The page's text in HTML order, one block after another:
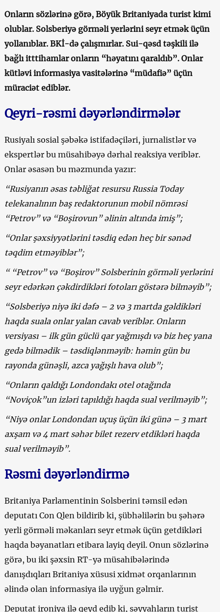
Onların sözlərinə görə, Böyük Britaniyada turist kimi
olublar. Solsberiyə görməli yerlərini seyr etmək üçün
yollanıblar. BKİ-də çalışmırlar. Sui-qəsd təşkili ilə
bağlı itttihamlar onların “həyatını qaraldıb”. Onlar
kütləvi informasiya vasitələrinə “müdafiə” üçün
müraciət ediblər.
Qeyri-rəsmi dəyərləndirmələr
Rusiyalı sosial şəbəkə istifadəçiləri, jurnalistlər və
ekspertlər bu müsahibəyə dərhal reaksiya veriblər.
Onlar əsasən bu məzmunda yazır:
“Rusiyanın əsas təbliğat resursu Russia Today
telekanalının baş redaktorunun mobil nömrəsi
“Petrov” və “Boşirovun” əlinin altında imiş”;
“Onlar şəxsiyyətlərini təsdiq edən heç bir sənəd
təqdim etməyiblər”;
“ “Petrov” və “Boşirov” Solsberinin görməli yerlərini
seyr edərkən çəkdirdikləri fotoları göstərə bilməyib”;
“Solsberiyə niyə iki dəfə – 2 və 3 martda gəldikləri
haqda suala onlar yalan cavab veriblər. Onların
versiyası – ilk gün güclü qar yağmışdı və biz heç yana
gedə bilmədik – təsdiqlənməyib: həmin gün bu
rayonda günəşli, azca yağışlı hava olub”;
“Onların qaldığı Londondakı otel otağında
“Noviçok”un izləri tapıldığı haqda sual verilməyib”;
“Niyə onlar Londondan uçuş üçün iki günə – 3 mart
axşam və 4 mart səhər bilet rezerv etdikləri haqda
sual verilməyib”.
Rəsmi dəyərləndirmə
Britaniya Parlamentinin Solsberini təmsil edən
deputatı Con Qlen bildirib ki, şübhəlilərin bu şəhərə
yerli görməli məkanları seyr etmək üçün getdikləri
haqda bəyanatları etibara layiq deyil. Onun sözlərinə
görə, bu iki şəxsin RT-yə müsahibələrində
danışdıqları Britaniya xüsusi xidmət orqanlarının
əlində olan informasiya ilə uyğun gəlmir.
Deputat ironiya ilə qeyd edib ki, səyyahların turist